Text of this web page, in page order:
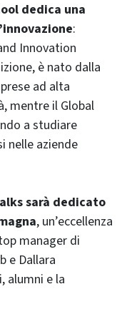
dedica una
:
Innovation
è nato dalla
ad alta
mentre il Global
a studiare
nelle aziende
sarà dedicato
, un’eccellenza
manager di
e Dallara
alumni e la